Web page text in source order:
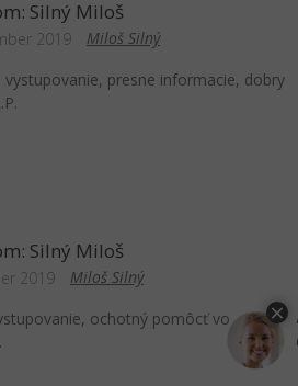
Silný Miloš
Miloš Silný
2019
vystupovanie, presne informacie, dobry
Silný Miloš
Miloš Silný
2019
ochotný pomôcť vo